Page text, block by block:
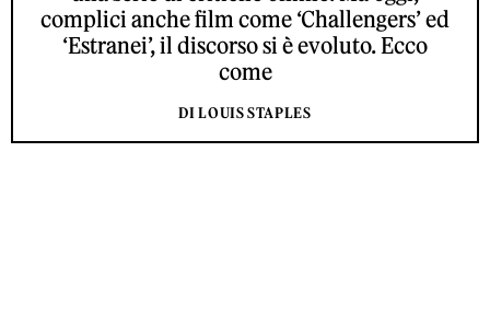
complici anche film come ‘Challengers’ ed
‘Estranei’, il discorso si è evoluto. Ecco
come
DI LOUIS STAPLES